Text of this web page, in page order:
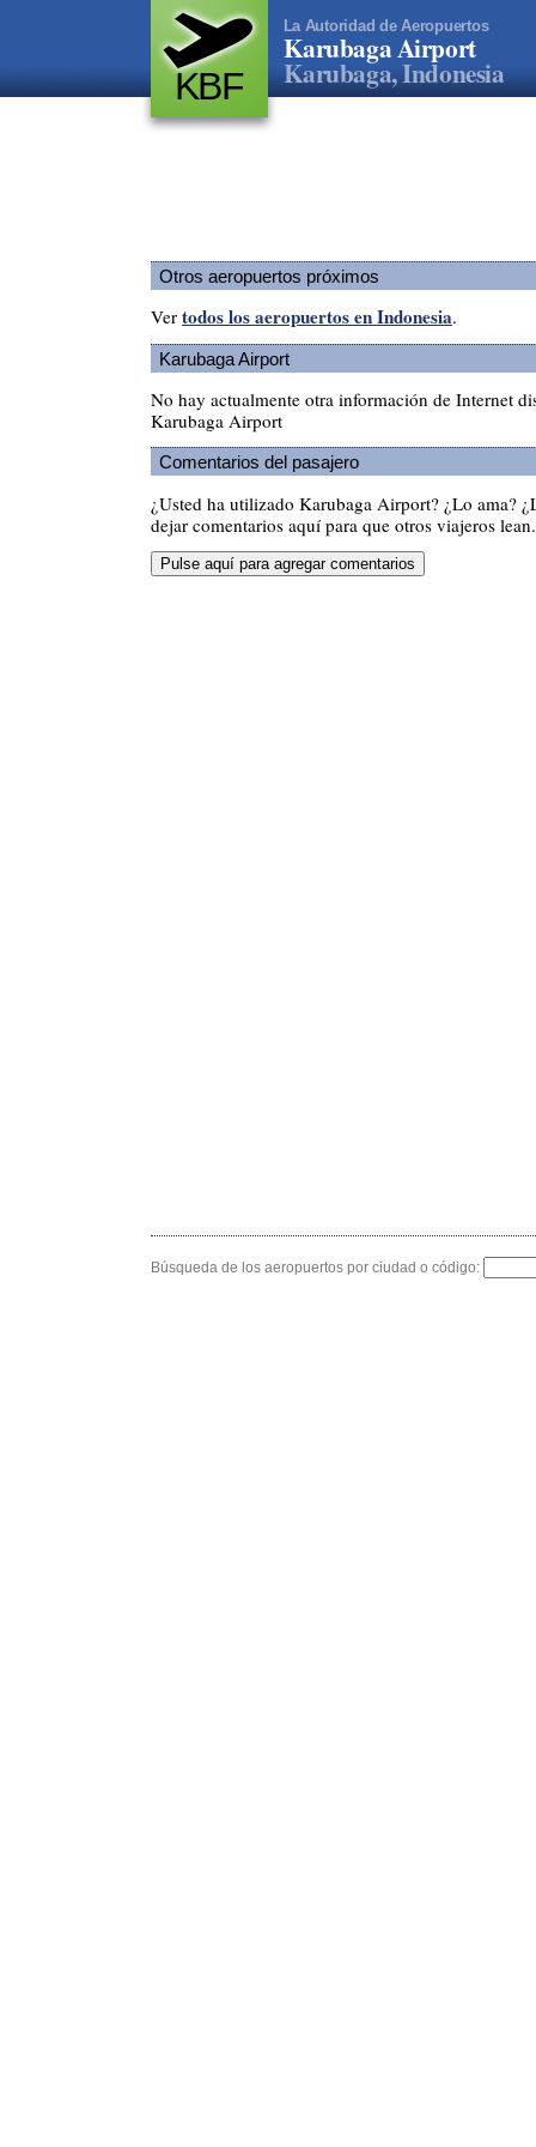
KBF
La Autoridad de Aeropuertos
Karubaga Airport
Karubaga, Indonesia
Otros aeropuertos próximos
Ver todos los aeropuertos en Indonesia.
Karubaga Airport
No hay actualmente otra información de Internet
Karubaga Airport
Comentarios del pasajero
¿Usted ha utilizado Karubaga Airport? ¿Lo ama?
dejar comentarios aquí para que otros viajeros lean.
Búsqueda de los aeropuertos por ciudad o código: